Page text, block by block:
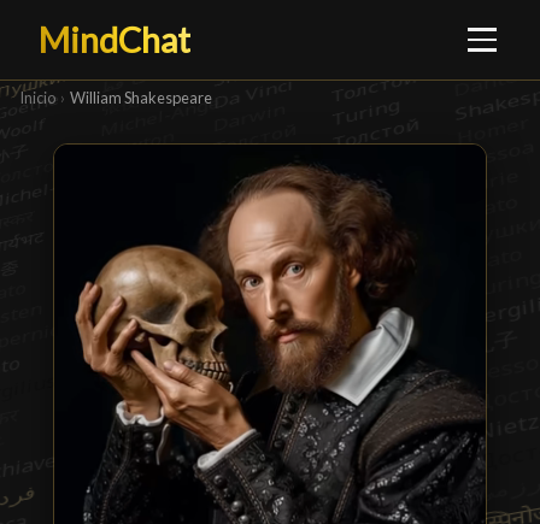
MindChat
Inicio › William Shakespeare